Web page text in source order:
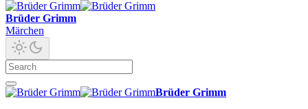
Brüder Grimm
Märchen
Brüder Grimm